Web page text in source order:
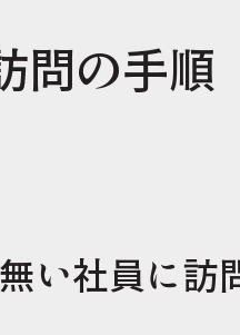
問の手順
い社員に訪